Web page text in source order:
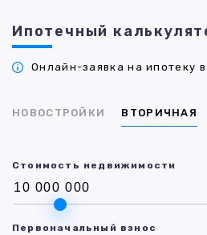
Ипотечный
Онлайн-заявка на ипотеку в
НОВОСТРОЙКИ ВТОРИЧНАЯ
Стоимость недвижимости
Первоначальный взнос